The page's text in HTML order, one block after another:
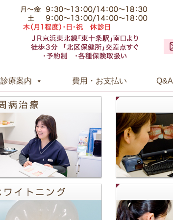
コ
ン
テ
ン
へ
キ
ッ
プ
診療案内 費用・お支払い Q&A